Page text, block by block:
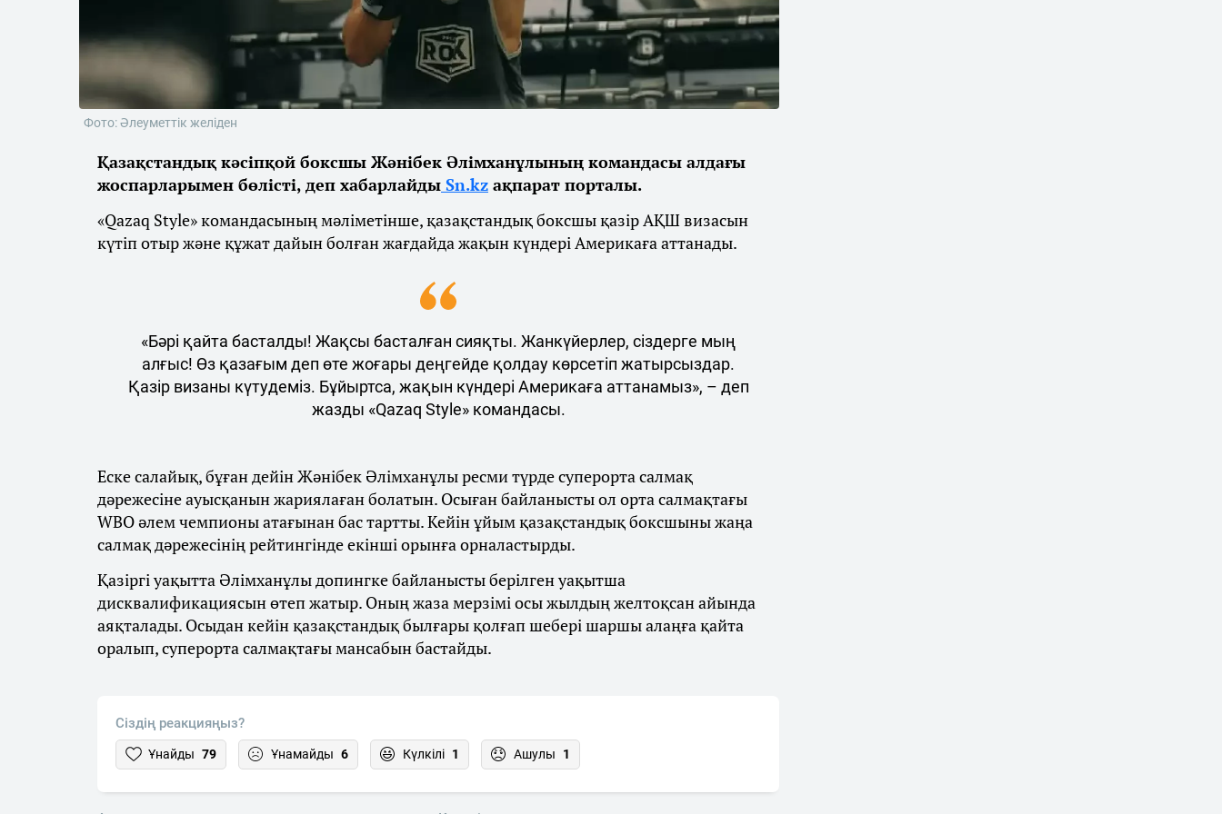
Фото: Әлеуметтік желіден
Қазақстандық кәсіпқой боксшы Жәнібек Әлімханұлының командасы алдағы
жоспарларымен бөлісті, деп хабарлайды Sn.kz ақпарат порталы.
«Qazaq Style» командасының мәліметінше, қазақстандық боксшы қазір АҚШ визасын
күтіп отыр және құжат дайын болған жағдайда жақын күндері Америкаға аттанады.
«Бәрі қайта басталды! Жақсы басталған сияқты. Жанкүйерлер, сіздерге мың
алғыс! Өз қазағым деп өте жоғары деңгейде қолдау көрсетіп жатырсыздар.
Қазір визаны күтудеміз. Бұйыртса, жақын күндері Америкаға аттанамыз», – деп
жазды «Qazaq Style» командасы.
Еске салайық, бұған дейін Жәнібек Әлімханұлы ресми түрде суперорта салмақ
дәрежесіне ауысқанын жариялаған болатын. Осыған байланысты ол орта салмақтағы
WBO әлем чемпионы атағынан бас тартты. Кейін ұйым қазақстандық боксшыны жаңа
салмақ дәрежесінің рейтингінде екінші орынға орналастырды.
Қазіргі уақытта Әлімханұлы допингке байланысты берілген уақытша
дисквалификациясын өтеп жатыр. Оның жаза мерзімі осы жылдың желтоқсан айында
аяқталады. Осыдан кейін қазақстандық былғары қолғап шебері шаршы алаңға қайта
оралып, суперорта салмақтағы мансабын бастайды.
Сіздің реакцияңыз?
Ұнайды 79 Ұнамайды 6 Күлкілі 1 Ашулы 1